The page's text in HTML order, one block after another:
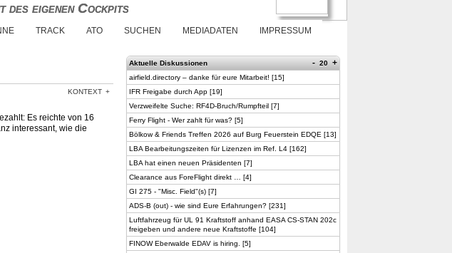
eigenen Cockpits
eigenen Cockpits
TRACK ATO SUCHEN MEDIADATEN IMPRESSUM
KONTEXT
Es reichte von 16
interessant, wie die
Aktuelle Diskussionen - 20 +
airfield.directory – danke für eure Mitarbeit! [15]
IFR Freigabe durch App [19]
Verzweifelte Suche: RF4D-Bruch/Rumpfteil [7]
Ferry Flight - Wer zahlt für was? [5]
Bölkow & Friends Treffen 2026 auf Burg Feuerstein EDQE [13]
LBA Bearbeitungszeiten für Lizenzen im Ref. L4 [162]
LBA hat einen neuen Präsidenten [7]
Clearance aus ForeFlight direkt …
[4]
GI 275 - "Misc. Field"(s) [7]
ADS-B (out) - wie sind Eure Erfahrungen? [231]
Luftfahrzeug für UL 91 Kraftstoff anhand EASA CS-STAN 202c
freigeben und andere neue Kraftstoffe [104]
FINOW Eberwalde EDAV is hiring.
[5]